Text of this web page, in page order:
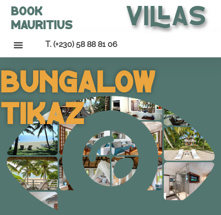
Book
Mauritius
Villas
T. (+230) 58 88 81 06
Bungalow
Tikaz